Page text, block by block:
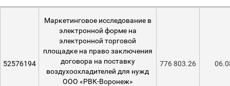
52576194
Маркетинговое исследование в
электронной форме на
электронной торговой
площадке на право заключения
договора на поставку
воздухоохладителей для нужд
ООО «РВК-Воронеж»
776 803.26